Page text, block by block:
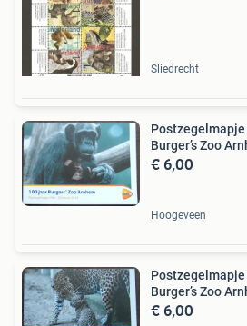
Sliedrecht
Burger’s Zoo
€ 6,00
Hoogeveen
€ 6,00